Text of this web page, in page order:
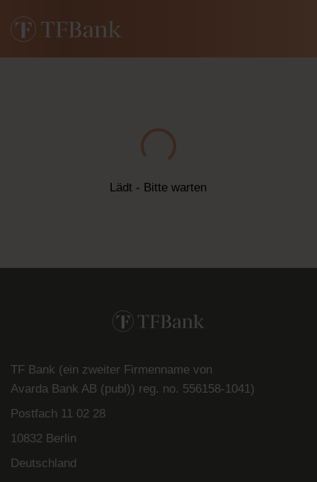
Lädt - Bitte warten
TF Bank (ein zweiter Firmenname von
Avarda Bank AB (publ)) reg. no. 556158-1041)
Postfach 11 02 28
10832 Berlin
Deutschland